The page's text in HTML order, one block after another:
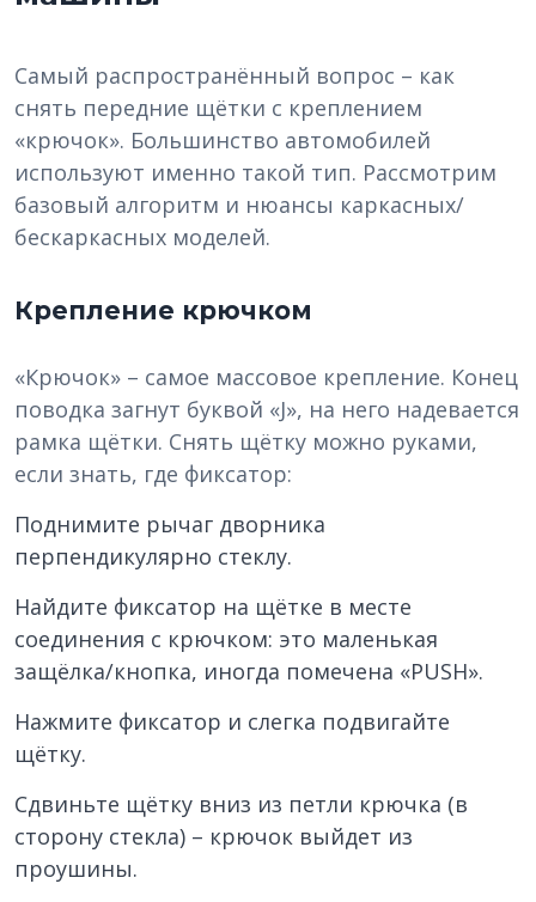
Самый распространённый вопрос – как
снять передние щётки с креплением
«крючок». Большинство автомобилей
используют именно такой тип. Рассмотрим
базовый алгоритм и нюансы каркасных/
бескаркасных моделей.
Крепление крючком
«Крючок» – самое массовое крепление. Конец
поводка загнут буквой «J», на него надевается
рамка щётки. Снять щётку можно руками,
если знать, где фиксатор:
Поднимите рычаг дворника
перпендикулярно стеклу.
Найдите фиксатор на щётке в месте
соединения с крючком: это маленькая
защёлка/кнопка, иногда помечена «PUSH».
Нажмите фиксатор и слегка подвигайте
щётку.
Сдвиньте щётку вниз из петли крючка (в
сторону стекла) – крючок выйдет из
проушины.